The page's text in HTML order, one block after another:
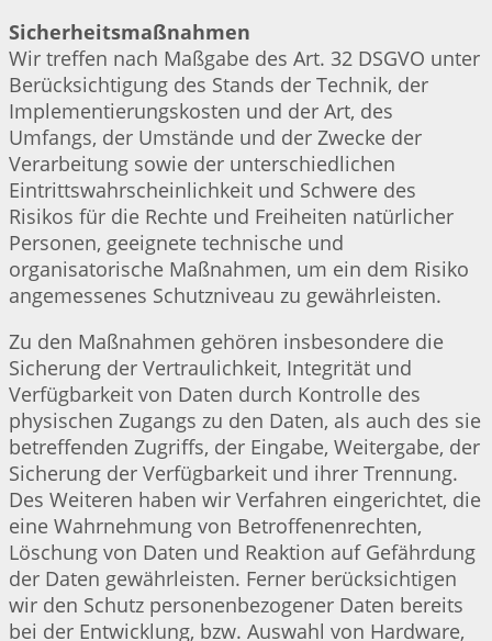
Sicherheitsmaßnahmen
Wir treffen nach Maßgabe des Art. 32 DSGVO unter
Berücksichtigung des Stands der Technik, der
Implementierungskosten und der Art, des
Umfangs, der Umstände und der Zwecke der
Verarbeitung sowie der unterschiedlichen
Eintrittswahrscheinlichkeit und Schwere des
Risikos für die Rechte und Freiheiten natürlicher
Personen, geeignete technische und
organisatorische Maßnahmen, um ein dem Risiko
angemessenes Schutzniveau zu gewährleisten.
Zu den Maßnahmen gehören insbesondere die
Sicherung der Vertraulichkeit, Integrität und
Verfügbarkeit von Daten durch Kontrolle des
physischen Zugangs zu den Daten, als auch des sie
betreffenden Zugriffs, der Eingabe, Weitergabe, der
Sicherung der Verfügbarkeit und ihrer Trennung.
Des Weiteren haben wir Verfahren eingerichtet, die
eine Wahrnehmung von Betroffenenrechten,
Löschung von Daten und Reaktion auf Gefährdung
der Daten gewährleisten. Ferner berücksichtigen
wir den Schutz personenbezogener Daten bereits
bei der Entwicklung, bzw. Auswahl von Hardware,